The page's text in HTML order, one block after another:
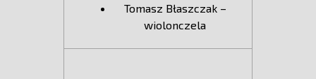
Tomasz Błaszczak –
wiolonczela